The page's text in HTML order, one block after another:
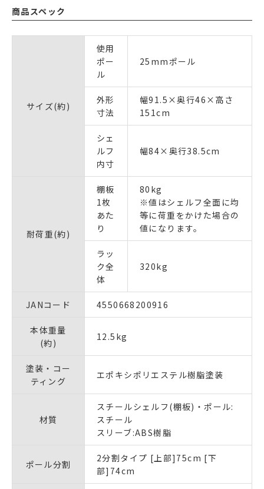
商品スペック
サイズ(約)
使用
ポー
ル
25mmポール
外形
寸法
幅91.5×奥行46×高さ
151cm
シェ
ルフ
内寸
幅84×奥行38.5cm
耐荷重(約)
棚板
1枚
あた
り
80kg
※値はシェルフ全面に均
等に荷重をかけた場合の
値になります。
ラッ
ク全
体
320kg
JANコード 4550668200916
本体重量
(約)
12.5kg
塗装・コー
ティング
エポキシポリエステル樹脂塗装
材質
スチールシェルフ(棚板)・ポール:
スチール
スリーブ:ABS樹脂
ポール分割
2分割タイプ [上部]75cm [下
部]74cm